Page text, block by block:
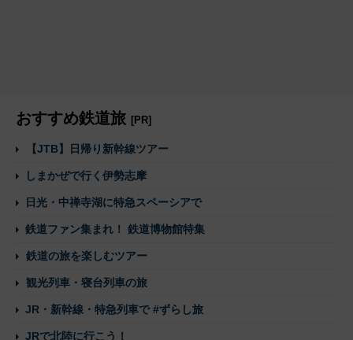
おすすめ鉄道旅 [PR]
【JTB】日帰り新幹線ツアー
しまかぜで行く伊勢志摩
日光・中禅寺湖に特急スペーシアで
鉄道ファン集まれ！ 鉄道博物館特集
鉄道の旅を楽しむツアー
観光列車・寝台列車の旅
JR・新幹線・特急列車で #ずらし旅
JRで北陸に行こう！